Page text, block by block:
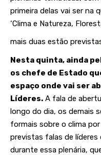
primeira delas vai ser na
‘Clima e Natureza,
mais duas estão
Nesta quinta, ainda
os chefe de Estado
espaço onde vai ser
Líderes. A fala de
longo do dia, os demais
formais sobre o clima
previstas falas de
durante essa plenária,